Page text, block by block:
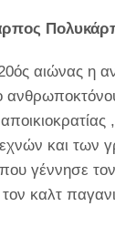
αιώνας η
και των
γέννησε
καλτ